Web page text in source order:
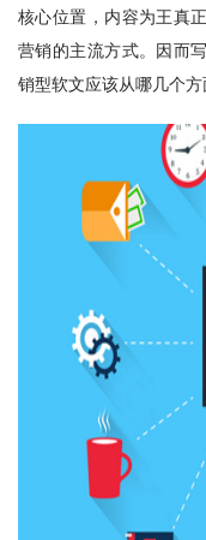
核心位置，内容为王真
营销的主流方式。因而
销型软文应该从哪几个方